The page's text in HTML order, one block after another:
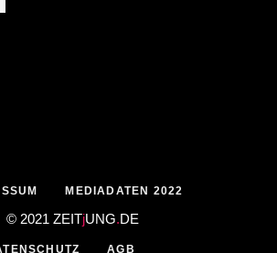
MEDIADATEN 2022
© 2021 ZEITjUNG.DE
AGB